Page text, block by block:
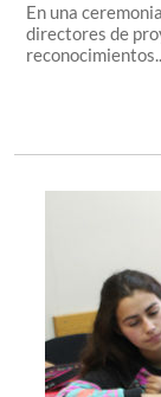
En una
directores de